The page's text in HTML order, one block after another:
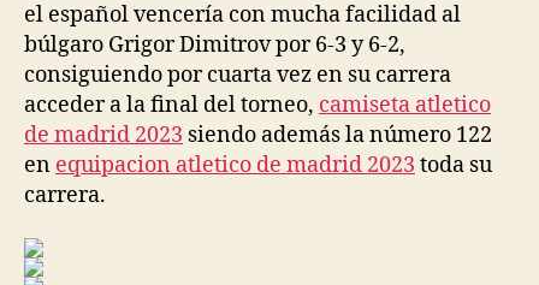
el español vencería con mucha facilidad al
búlgaro Grigor Dimitrov por 6-3 y 6-2,
consiguiendo por cuarta vez en su carrera
acceder a la final del torneo, camiseta atletico
de madrid 2023 siendo además la número 122
en equipacion atletico de madrid 2023 toda su
carrera.